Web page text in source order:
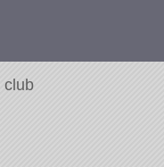
club